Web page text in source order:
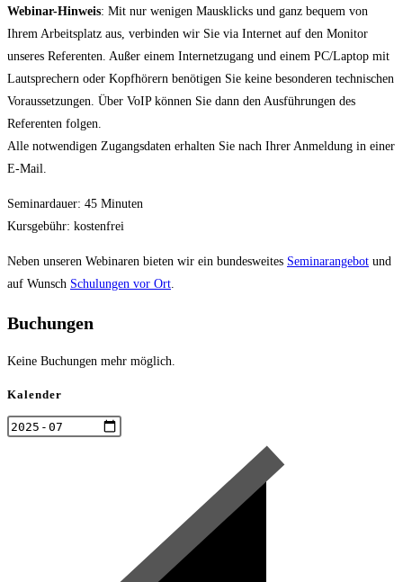
Webinar-Hinweis: Mit nur wenigen Mausklicks und ganz bequem von
Ihrem Arbeitsplatz aus, verbinden wir Sie via Internet auf den Monitor
unseres Referenten. Außer einem Internetzugang und einem PC/Laptop mit
Lautsprechern oder Kopfhörern benötigen Sie keine besonderen technischen
Voraussetzungen. Über VoIP können Sie dann den Ausführungen des
Referenten folgen.
Alle notwendigen Zugangsdaten erhalten Sie nach Ihrer Anmeldung in einer
E-Mail.
Seminardauer: 45 Minuten
Kursgebühr: kostenfrei
Neben unseren Webinaren bieten wir ein bundesweites Seminarangebot und
auf Wunsch Schulungen vor Ort.
Buchungen
Keine Buchungen mehr möglich.
Kalender